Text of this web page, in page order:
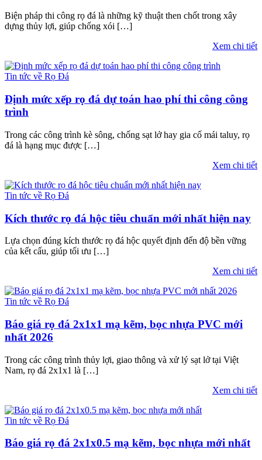
Biện pháp thi công rọ đá là những kỹ thuật then chốt trong xây
dựng thủy lợi, giúp chống xói […]
Xem chi tiết
Tin tức về Rọ Đá
Định mức xếp rọ đá dự toán hao phí thi công công
trình
Trong các công trình kè sông, chống sạt lở hay gia cố mái taluy, rọ
đá là hạng mục được […]
Xem chi tiết
Tin tức về Rọ Đá
Kích thước rọ đá hộc tiêu chuẩn mới nhất hiện nay
Lựa chọn đúng kích thước rọ đá hộc quyết định đến độ bền vững
của kết cấu, giúp tối ưu […]
Xem chi tiết
Tin tức về Rọ Đá
Báo giá rọ đá 2x1x1 mạ kẽm, bọc nhựa PVC mới
nhất 2026
Trong các công trình thủy lợi, giao thông và xử lý sạt lở tại Việt
Nam, rọ đá 2x1x1 là […]
Xem chi tiết
Tin tức về Rọ Đá
Báo giá rọ đá 2x1x0.5 mạ kẽm, bọc nhựa mới nhất